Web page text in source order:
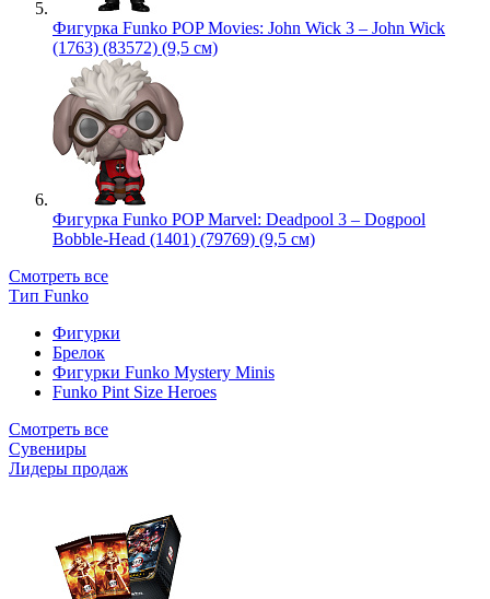
Фигурка Funko POP Movies: John Wick 3 – John Wick
(1763) (83572) (9,5 см)
Фигурка Funko POP Marvel: Deadpool 3 – Dogpool
Bobble-Head (1401) (79769) (9,5 см)
Смотреть все
Тип Funko
Фигурки
Брелок
Фигурки Funko Mystery Minis
Funko Pint Size Heroes
Смотреть все
Сувениры
Лидеры продаж